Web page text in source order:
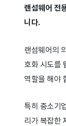
랜섬웨어 전
니다.
랜섬웨어의
호화 시도를
역할을 해야
특히 중소기
리가 복잡한